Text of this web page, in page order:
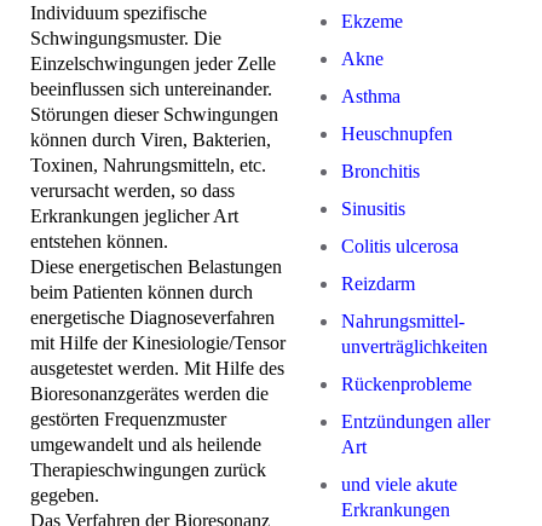
Individuum spezifische
Schwingungsmuster. Die
Einzelschwingungen jeder Zelle
beeinflussen sich untereinander.
Störungen dieser Schwingungen
können durch Viren, Bakterien,
Toxinen, Nahrungsmitteln, etc.
verursacht werden, so dass
Erkrankungen jeglicher Art
entstehen können.
Diese energetischen Belastungen
beim Patienten können durch
energetische Diagnoseverfahren
mit Hilfe der Kinesiologie/Tensor
ausgetestet werden. Mit Hilfe des
Bioresonanzgerätes werden die
gestörten Frequenzmuster
umgewandelt und als heilende
Therapieschwingungen zurück
gegeben.
Das Verfahren der Bioresonanz
Ekzeme
Akne
Asthma
Heuschnupfen
Bronchitis
Sinusitis
Colitis ulcerosa
Reizdarm
Nahrungsmittel-
unverträglichkeiten
Rückenprobleme
Entzündungen aller
Art
und viele akute
Erkrankungen